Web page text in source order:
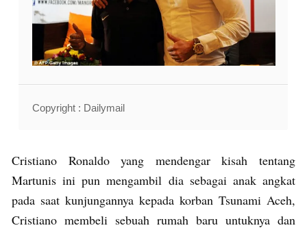
Copyright : Dailymail
Cristiano Ronaldo yang mendengar kisah tentang
Martunis ini pun mengambil dia sebagai anak angkat
pada saat kunjungannya kepada korban Tsunami Aceh,
Cristiano membeli sebuah rumah baru untuknya dan